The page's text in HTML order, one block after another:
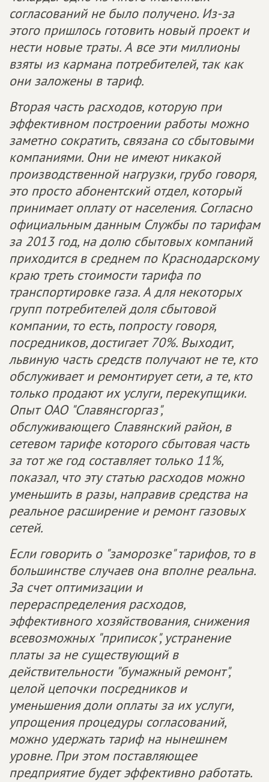
согласований не было получено. Из-за
этого пришлось готовить новый проект и
нести новые траты. А все эти миллионы
взяты из кармана потребителей, так как
они заложены в тариф.
Вторая часть расходов, которую при
эффективном построении работы можно
заметно сократить, связана со сбытовыми
компаниями. Они не имеют никакой
производственной нагрузки, грубо говоря,
это просто абонентский отдел, который
принимает оплату от населения. Согласно
официальным данным Службы по тарифам
за 2013 год, на долю сбытовых компаний
приходится в среднем по Краснодарскому
краю треть стоимости тарифа по
транспортировке газа. А для некоторых
групп потребителей доля сбытовой
компании, то есть, попросту говоря,
посредников, достигает 70%. Выходит,
львиную часть средств получают не те, кто
обслуживает и ремонтирует сети, а те, кто
только продают их услуги, перекупщики.
Опыт ОАО "Славянсгоргаз",
обслуживающего Славянский район, в
сетевом тарифе которого сбытовая часть
за тот же год составляет только 11%,
показал, что эту статью расходов можно
уменьшить в разы, направив средства на
реальное расширение и ремонт газовых
сетей.
Если говорить о "заморозке" тарифов, то в
большинстве случаев она вполне реальна.
За счет оптимизации и
перераспределения расходов,
эффективного хозяйствования, снижения
всевозможных "приписок", устранение
платы за не существующий в
действительности "бумажный ремонт",
целой цепочки посредников и
уменьшения доли оплаты за их услуги,
упрощения процедуры согласований,
можно удержать тариф на нынешнем
уровне. При этом поставляющее
предприятие будет эффективно работать.